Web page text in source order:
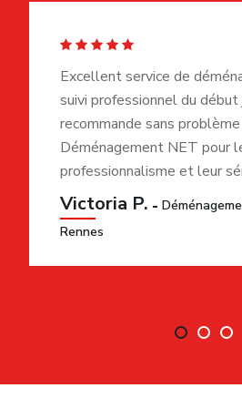
Excellent service de
suivi professionnel du début
recommande sans
Déménagement NET pour
professionnalisme et leur
Victoria P.
Rennes